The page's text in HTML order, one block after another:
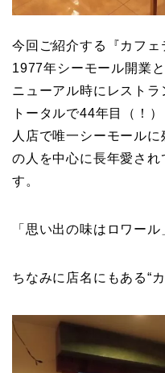
今回ご紹介する『カフェ
1977年シーモール開業
ニューアル時にレストラ
トータルで44年目（！
人店で唯一シーモール
の人を中心に長年愛され
す。
「思い出の味はロワー
ちなみに店名にもある“カ